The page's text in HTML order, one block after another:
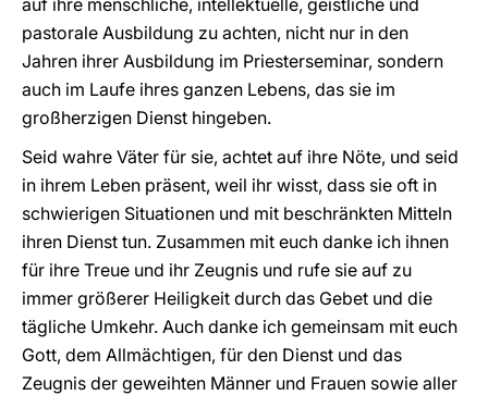
auf ihre menschliche, intellektuelle, geistliche und
pastorale Ausbildung zu achten, nicht nur in den
Jahren ihrer Ausbildung im Priesterseminar, sondern
auch im Laufe ihres ganzen Lebens, das sie im
großherzigen Dienst hingeben.
Seid wahre Väter für sie, achtet auf ihre Nöte, und seid
in ihrem Leben präsent, weil ihr wisst, dass sie oft in
schwierigen Situationen und mit beschränkten Mitteln
ihren Dienst tun. Zusammen mit euch danke ich ihnen
für ihre Treue und ihr Zeugnis und rufe sie auf zu
immer größerer Heiligkeit durch das Gebet und die
tägliche Umkehr. Auch danke ich gemeinsam mit euch
Gott, dem Allmächtigen, für den Dienst und das
Zeugnis der geweihten Männer und Frauen sowie aller